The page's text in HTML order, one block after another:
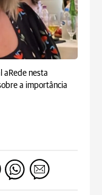
aRede nesta
a importância